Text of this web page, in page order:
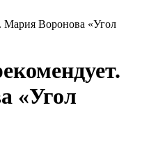
Мария Воронова «Угол
«Угол